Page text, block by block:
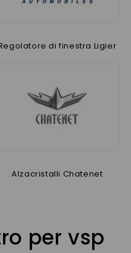
di finestra Ligier
Alzacristalli Chatenet
per vsp